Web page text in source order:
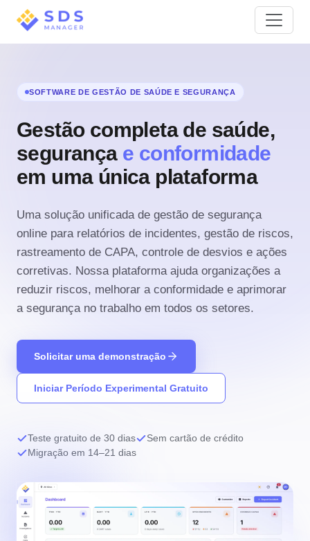
SOFTWARE DE GESTÃO DE SAÚDE E SEGURANÇA
Gestão completa de saúde,
segurança e conformidade
em uma única plataforma
Uma solução unificada de gestão de segurança
online para relatórios de incidentes, gestão de riscos,
rastreamento de CAPA, controle de desvios e ações
corretivas. Nossa plataforma ajuda organizações a
reduzir riscos, melhorar a conformidade e aprimorar
a segurança no trabalho em todos os setores.
Solicitar uma demonstração
Iniciar Período Experimental Gratuito
Teste gratuito de 30 dias
Sem cartão de crédito
Migração em 14–21 dias